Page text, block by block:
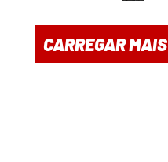
CARREGAR MAIS